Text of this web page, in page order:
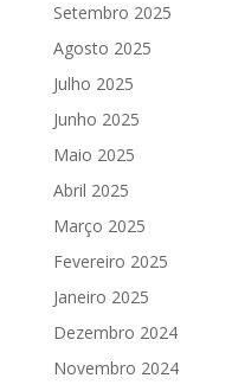
Setembro 2025
Agosto 2025
Julho 2025
Junho 2025
Maio 2025
Abril 2025
Março 2025
Fevereiro 2025
Janeiro 2025
Dezembro 2024
Novembro 2024